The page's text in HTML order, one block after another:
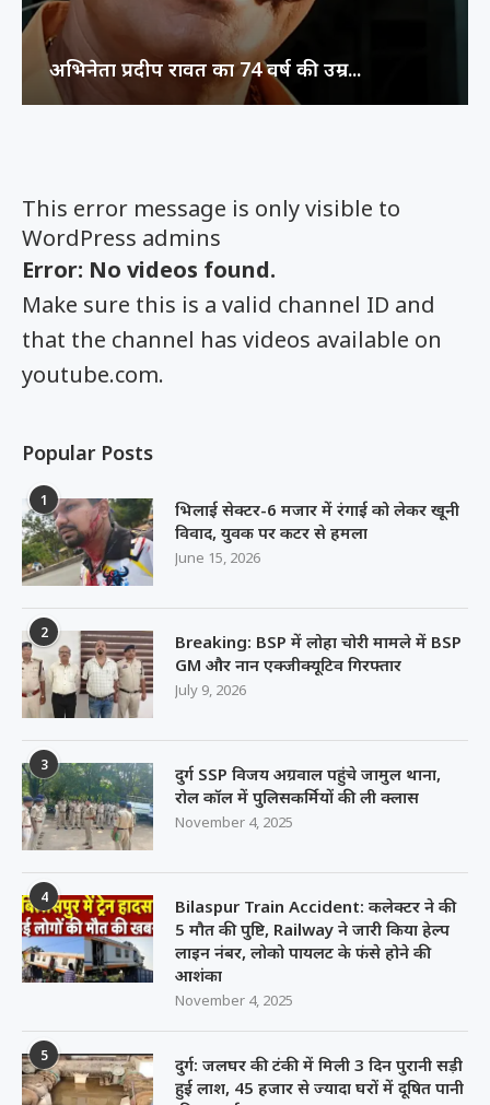
This error message is only visible to
WordPress admins
Error: No videos found.
Make sure this is a valid channel ID and
that the channel has videos available on
youtube.com.
Popular Posts
1
भिलाई सेक्टर-6 मजार में रंगाई को लेकर खूनी
विवाद, युवक पर कटर से हमला
June 15, 2026
2
Breaking: BSP में लोहा चोरी मामले में BSP
GM और नान एक्जीक्यूटिव गिरफ्तार
July 9, 2026
3
दुर्ग SSP विजय अग्रवाल पहुंचे जामुल थाना,
रोल कॉल में पुलिसकर्मियों की ली क्लास
November 4, 2025
4
Bilaspur Train Accident: कलेक्टर ने की
5 मौत की पुष्टि, Railway ने जारी किया हेल्प
लाइन नंबर, लोको पायलट के फंसे होने की
आशंका
November 4, 2025
5
दुर्ग: जलघर की टंकी में मिली 3 दिन पुरानी सड़ी
हुई लाश, 45 हजार से ज्यादा घरों में दूषित पानी
अभिनेता प्रदीप रावत का 74 वर्ष की उम्र...